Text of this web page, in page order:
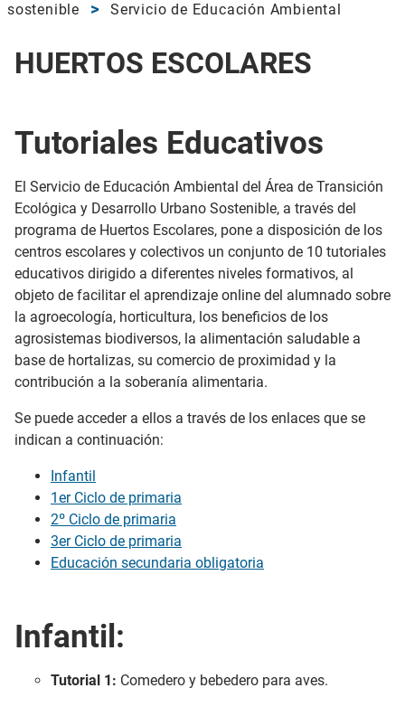
sostenible Servicio de Educación Ambiental
HUERTOS ESCOLARES
Tutoriales Educativos
El Servicio de Educación Ambiental del Área de Transición
Ecológica y Desarrollo Urbano Sostenible, a través del
programa de Huertos Escolares, pone a disposición de los
centros escolares y colectivos un conjunto de 10 tutoriales
educativos dirigido a diferentes niveles formativos, al
objeto de facilitar el aprendizaje online del alumnado sobre
la agroecología, horticultura, los beneficios de los
agrosistemas biodiversos, la alimentación saludable a
base de hortalizas, su comercio de proximidad y la
contribución a la soberanía alimentaria.
Se puede acceder a ellos a través de los enlaces que se
indican a continuación:
Infantil
1er Ciclo de primaria
2º Ciclo de primaria
3er Ciclo de primaria
Educación secundaria obligatoria
Infantil:
Tutorial 1: Comedero y bebedero para aves.